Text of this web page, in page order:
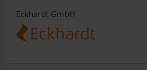
Eckhardt GmbH